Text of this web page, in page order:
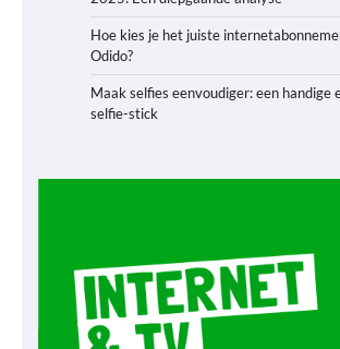
Hoe kies je het juiste
Odido?
Maak selfies eenvoudiger: een handige
selfie-stick